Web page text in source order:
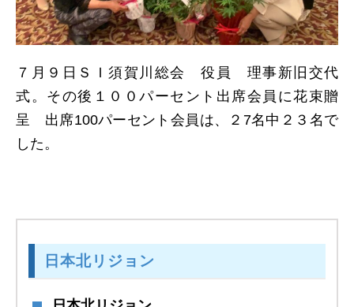
７月９日ＳＩ須賀川総会 役員 理事新旧交代
式。その後１００パーセント出席会員に花束贈
呈 出席100パーセント会員は、２7名中２３名で
した。
日本北リジョン